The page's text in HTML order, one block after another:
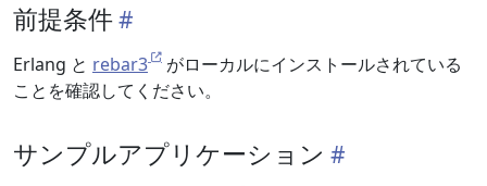
前提条件
Erlang と rebar3
がローカルにインストールされている
ことを確認してください。
サンプルアプリケーション